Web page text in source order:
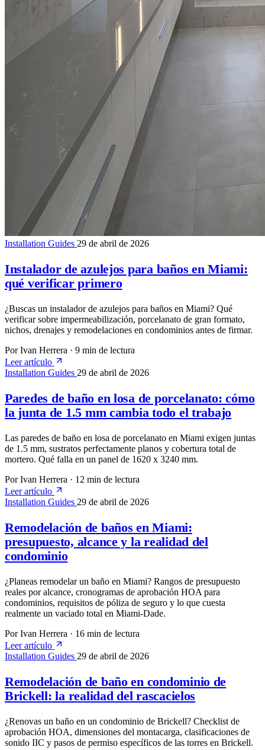
Installation Guides 29 de abril de 2026
Instalador de azulejos para baños en Miami:
qué verificar primero
¿Buscas un instalador de azulejos para baños en Miami? Qué
verificar sobre impermeabilización, porcelanato de gran formato,
nichos, drenajes y remodelaciones en condominios antes de firmar.
Por Ivan Herrera · 9 min de lectura
Leer artículo
Installation Guides 29 de abril de 2026
Paredes de baño en losa de porcelanato: cómo
la junta de 1.5 mm cambia todo el trabajo
Las paredes de baño en losa de porcelanato en Miami exigen juntas
de 1.5 mm, sustratos perfectamente planos y cobertura total de
mortero. Qué falla en un panel de 1620 x 3240 mm.
Por Ivan Herrera · 12 min de lectura
Leer artículo
Installation Guides 29 de abril de 2026
Remodelación de baños en Miami:
presupuesto, alcance y la realidad del
condominio
¿Planeas remodelar un baño en Miami? Rangos de presupuesto
reales por alcance, cronogramas de aprobación HOA para
condominios, requisitos de póliza de seguro y lo que cuesta
realmente un vaciado total en Miami-Dade.
Por Ivan Herrera · 16 min de lectura
Leer artículo
Installation Guides 29 de abril de 2026
Remodelación de baño en condominio de
Brickell: la realidad del rascacielos
¿Renovas un baño en un condominio de Brickell? Checklist de
aprobación HOA, dimensiones del montacarga, clasificaciones de
sonido IIC y pasos de permiso específicos de las torres en Brickell.